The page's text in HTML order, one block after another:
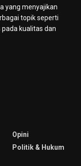
yang menyajikan
topik seperti
kualitas dan
Opini
Politik & Hukum